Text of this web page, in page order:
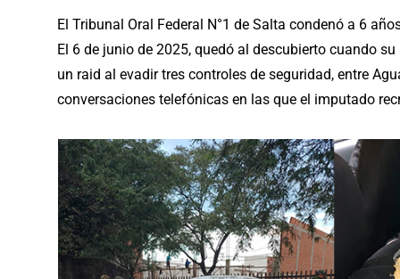
El Tribunal Oral Federal N°1 de Salta condenó a 6
El 6 de junio de 2025, quedó al descubierto cuando
un raid al evadir tres controles de seguridad, entre
conversaciones telefónicas en las que el imputado